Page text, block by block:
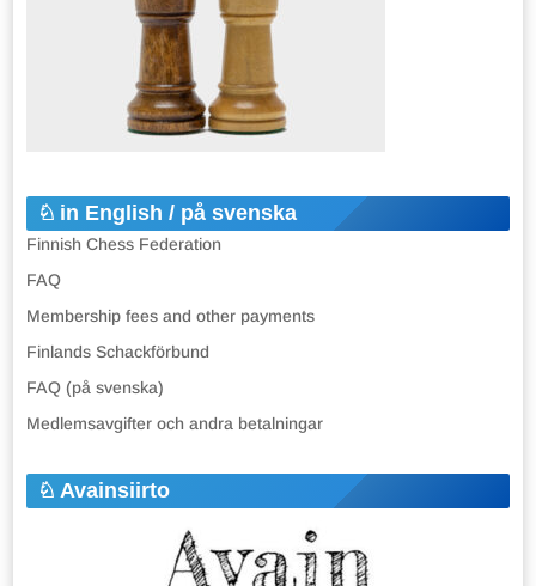
in English / på svenska
Finnish Chess Federation
FAQ
Membership fees and other payments
Finlands Schackförbund
FAQ (på svenska)
Medlemsavgifter och andra betalningar
Avainsiirto